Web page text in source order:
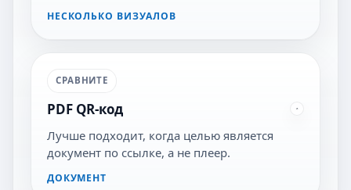
НЕСКОЛЬКО ВИЗУАЛОВ
СРАВНИТЕ
PDF QR-код
Лучше подходит, когда целью является
документ по ссылке, а не плеер.
ДОКУМЕНТ